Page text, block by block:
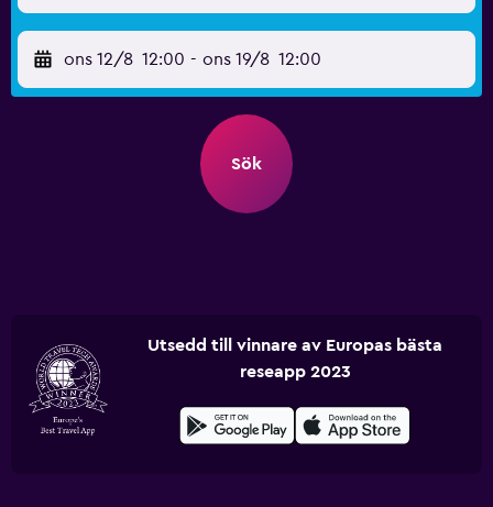
ons 12/8 12:00 - ons 19/8 12:00
Sök
Utsedd till vinnare av Europas bästa
reseapp 2023